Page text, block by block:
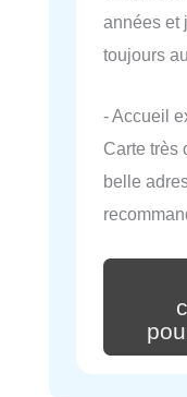
années et
toujours
- Accueil
Carte très
belle